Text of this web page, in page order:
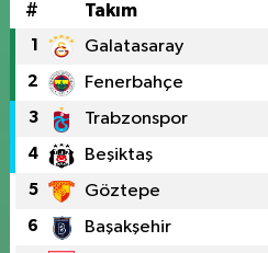
# Takım
1 Galatasaray
2 Fenerbahçe
3 Trabzonspor
4 Beşiktaş
5 Göztepe
6 Başakşehir